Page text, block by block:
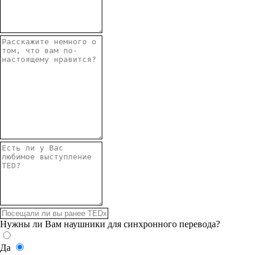
Нужны ли Вам наушники для синхронного перевода?
Да